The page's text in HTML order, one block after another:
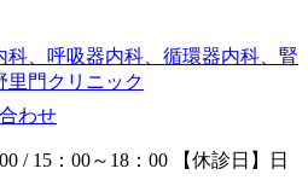
わせ
/ 15：00～18：00
【休診日】日